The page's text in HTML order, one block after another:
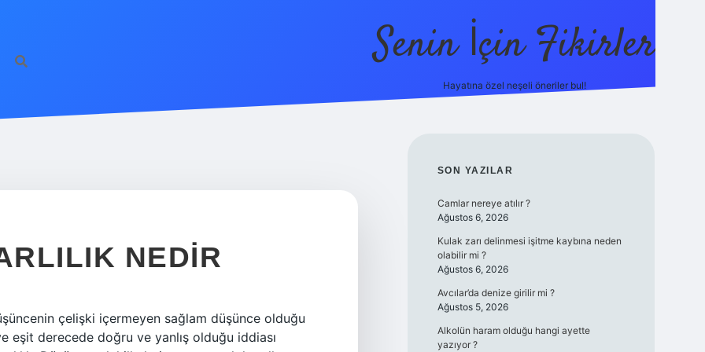
Senin İçin Fikirler
Hayatına özel neşeli öneriler bul!
NEDIR
çelişki içermeyen sağlam düşünce olduğu
eşit derecede doğru ve yanlış olduğu iddiası
SIDEBAR
SON YAZILAR
Camlar nereye atılır ?
Ağustos 6, 2026
Kulak zarı delinmesi işitme kaybına neden
olabilir mi ?
Ağustos 6, 2026
Avcılar’da denize girilir mi ?
Ağustos 5, 2026
Alkolün haram olduğu hangi ayette
yazıyor ?